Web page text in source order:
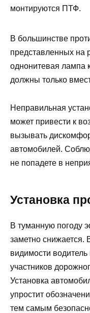
монтируются ПТФ.
В большинстве
представленных на
однонитевая лампа
должны только
Неправильная
может привести к
вызывать
автомобилей.
не попадете в
Установка
В туманную погоду
заметно снижается.
видимости водитель
участников
Установка
упростит
тем самым